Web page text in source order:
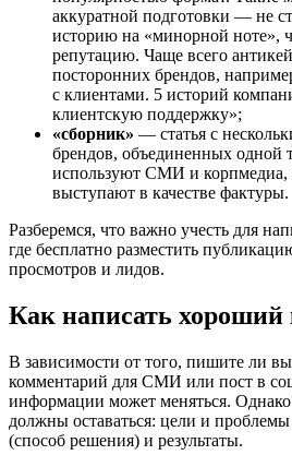
аккуратной подготовки — не
историю на «минорной ноте»,
репутацию. Чаще всего
посторонних брендов,
с клиентами. 5 историй
клиентскую поддержку»;
«сборник» — статья с
брендов, объединенных одной
используют СМИ и корпмедиа,
выступают в качестве фактуры.
Разберемся, что важно учесть для
где бесплатно разместить
просмотров и лидов.
Как написать хороший
В зависимости от того, пишите ли вы
комментарий для СМИ или пост в
информации может меняться. Однако
должны оставаться: цели и
(способ решения) и результаты.